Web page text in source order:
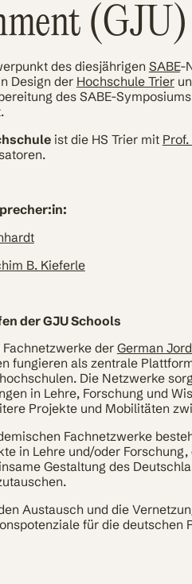
des diesjährigen SABE-
Design der Hochschule Trier
des SABE-
ist die HS Trier mit
B. Kieferle
der GJU Schools
der German
fungieren als zentrale
Die Netzwerke
in Lehre, Forschung und
Projekte und Mobilitäten
Fachnetzwerke
in Lehre und/oder
Gestaltung des
Austausch und die
für die deutschen